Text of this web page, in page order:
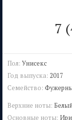
7
Пол: Унисекс
Год выпуска: 2017
Семейство:
Верхние ноты:
Основные ноты: